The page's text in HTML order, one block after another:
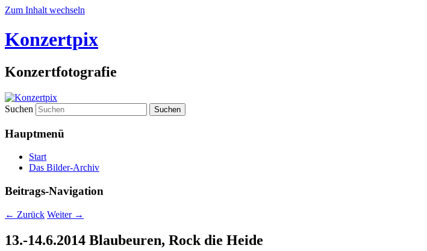
Zum Inhalt wechseln
Konzertpix
Konzertfotografie
Suchen
Hauptmenü
Start
Das Bilder-Archiv
Beitrags-Navigation
← Zurück Weiter →
13.-14.6.2014 Blaubeuren, Rock die Heide